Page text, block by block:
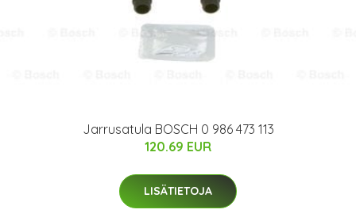
Jarrusatula BOSCH 0 986 473 113
120.69 EUR
LISÄTIETOJA